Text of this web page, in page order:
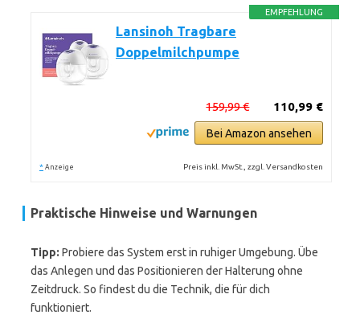
EMPFEHLUNG
Lansinoh Tragbare
Doppelmilchpumpe
110,99 €
159,99 €
Bei Amazon ansehen
* Anzeige Preis inkl. MwSt., zzgl. Versandkosten
Praktische Hinweise und Warnungen
Tipp: Probiere das System erst in ruhiger Umgebung. Übe
das Anlegen und das Positionieren der Halterung ohne
Zeitdruck. So findest du die Technik, die für dich
funktioniert.